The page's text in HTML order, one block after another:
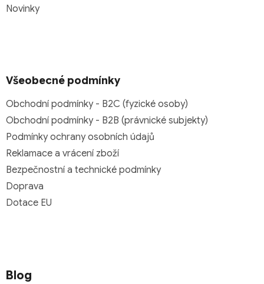
Novinky
Všeobecné podmínky
Obchodní podmínky - B2C (fyzické osoby)
Obchodní podmínky - B2B (právnické subjekty)
Podmínky ochrany osobních údajů
Reklamace a vrácení zboží
Bezpečnostní a technické podmínky
Doprava
Dotace EU
Blog